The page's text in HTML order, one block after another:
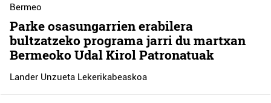
Bermeo
Parke osasungarrien erabilera
bultzatzeko programa jarri du martxan
Bermeoko Udal Kirol Patronatuak
Lander Unzueta Lekerikabeaskoa